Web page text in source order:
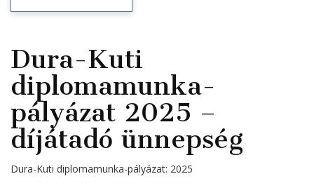
Dura-Kuti
diplomamunka-
pályázat 2025 –
díjátadó ünnepség
Dura-Kuti diplomamunka-pályázat: 2025